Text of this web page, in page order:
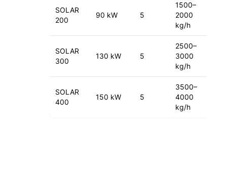
SOLAR
200
90 kW 5
1500–
2000
kg/h
SOLAR
300
130 kW 5
2500–
3000
kg/h
SOLAR
400
150 kW 5
3500–
4000
kg/h